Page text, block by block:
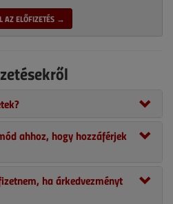
AZ ELŐFIZETÉS →
ahhoz, hogy hozzáférjek
ha árkedvezményt